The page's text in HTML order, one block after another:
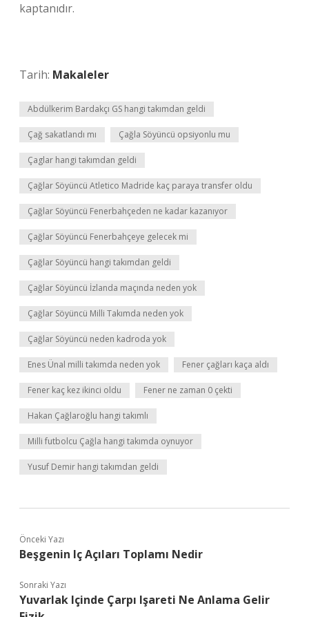
kaptanıdır.
Tarih: Makaleler
Abdülkerim Bardakçı GS hangi takımdan geldi
Çağ sakatlandı mı Çağla Söyüncü opsiyonlu mu
Çaglar hangi takımdan geldi
Çağlar Söyüncü Atletico Madride kaç paraya transfer oldu
Çağlar Söyüncü Fenerbahçeden ne kadar kazanıyor
Çağlar Söyüncü Fenerbahçeye gelecek mi
Çağlar Söyüncü hangi takımdan geldi
Çağlar Söyüncü İzlanda maçında neden yok
Çağlar Söyüncü Milli Takımda neden yok
Çağlar Söyüncü neden kadroda yok
Enes Ünal milli takımda neden yok Fener çağları kaça aldı
Fener kaç kez ikinci oldu Fener ne zaman 0 çekti
Hakan Çağlaroğlu hangi takımlı
Milli futbolcu Çağla hangi takımda oynuyor
Yusuf Demir hangi takımdan geldi
Önceki Yazı
Beşgenin Iç Açıları Toplamı Nedir
Sonraki Yazı
Yuvarlak Içinde Çarpı Işareti Ne Anlama Gelir